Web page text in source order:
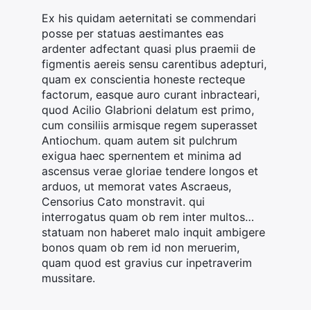
Ex his quidam aeternitati se commendari
posse per statuas aestimantes eas
ardenter adfectant quasi plus praemii de
figmentis aereis sensu carentibus adepturi,
quam ex conscientia honeste recteque
factorum, easque auro curant inbracteari,
quod Acilio Glabrioni delatum est primo,
cum consiliis armisque regem superasset
Antiochum. quam autem sit pulchrum
exigua haec spernentem et minima ad
ascensus verae gloriae tendere longos et
arduos, ut memorat vates Ascraeus,
Censorius Cato monstravit. qui
interrogatus quam ob rem inter multos…
statuam non haberet malo inquit ambigere
bonos quam ob rem id non meruerim,
quam quod est gravius cur inpetraverim
mussitare.